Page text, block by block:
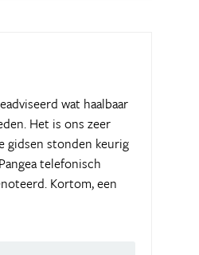
wat haalbaar
Het is ons zeer
gidsen stonden keurig
telefonisch
Kortom, een